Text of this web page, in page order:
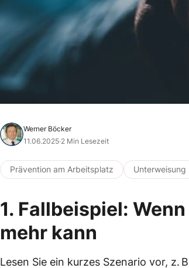
Werner Böcker
11.06.2025·2 Min Lesezeit
Prävention am Arbeitsplatz Unterweisung
1. Fallbeispiel:
mehr kann
Lesen Sie ein kurzes Szenario vor, z.